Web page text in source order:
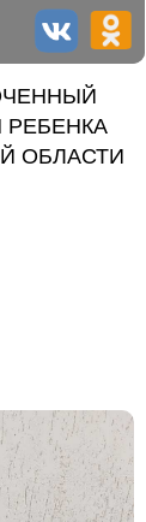
РЕБЕНКА
ОБЛАСТИ